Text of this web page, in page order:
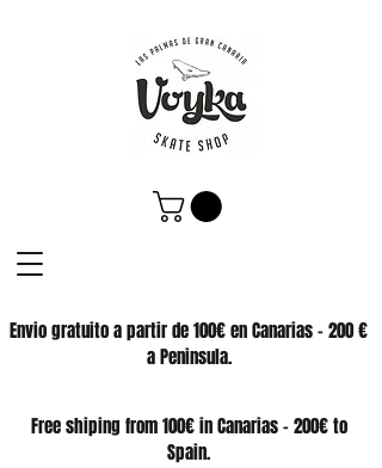
Envio gratuito a partir de 100€ en Canarias - 200 €
a Peninsula.
SKATE SHOP
Free shiping from 100€ in Canarias - 200€ to
Spain.